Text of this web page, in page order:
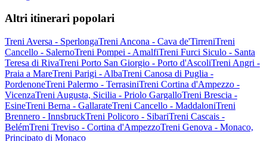
Altri itinerari popolari
Treni Aversa - SperlongaTreni Ancona - Cava de'TirreniTreni
Cancello - SalernoTreni Pompei - AmalfiTreni Furci Siculo - Santa
Teresa di RivaTreni Porto San Giorgio - Porto d'AscoliTreni Angri -
Praia a MareTreni Parigi - AlbaTreni Canosa di Puglia -
PordenoneTreni Palermo - TerrasiniTreni Cortina d'Ampezzo -
VicenzaTreni Augusta, Sicilia - Priolo GargalloTreni Brescia -
EsineTreni Berna - GallarateTreni Cancello - MaddaloniTreni
Brennero - InnsbruckTreni Policoro - SibariTreni Cascais -
BelémTreni Treviso - Cortina d'AmpezzoTreni Genova - Monaco,
Principato di Monaco